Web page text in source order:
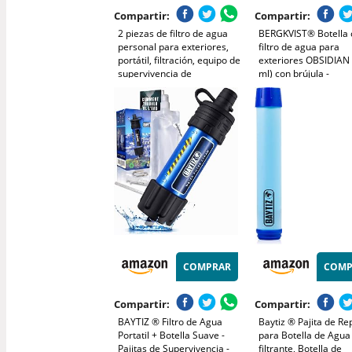
Compartir:
2 piezas de filtro de agua
personal para exteriores,
portátil, filtración, equipo de
supervivencia de
emergencia, soluciones de
agua, equipo táctico para
senderismo, camping,
accesorios, viajes, caza
Compartir:
BERGKVIST® Botella
filtro de agua para
exteriores
ml) con brújula -
Potabilizador de
agua potable limpia -
Tratamiento de
COMPRAR
Compartir:
BAYTIZ ® Filtro de Agua
Portatil + Botella Suave -
Pajitas de Supervivencia -
Compartir:
Baytiz ® Pajita de
para Botella de Agua
filtrante, Botella de